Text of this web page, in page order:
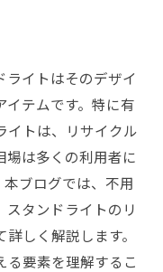
イトはそのデザイ
イテムです。特に有
イトは、リサイクル
は多くの利用者に
ブログでは、不用
タンドライトのリ
しく解説します。
る要素を理解するこ